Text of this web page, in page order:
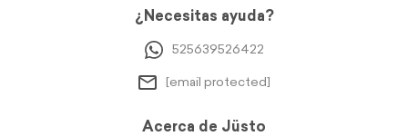
¿Necesitas ayuda?
525639526422
[email protected]
Acerca de Jüsto